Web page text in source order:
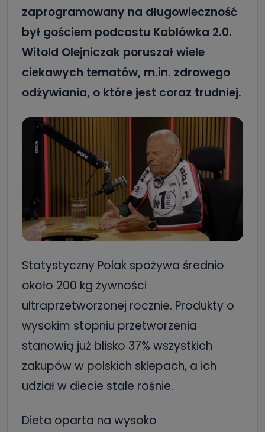
zaprogramowany na długowieczność
był gościem podcastu Kablówka 2.0.
Witold Olejniczak poruszał wiele
ciekawych tematów, m.in. zdrowego
odżywiania, o które jest coraz trudniej.
Statystyczny Polak spożywa średnio
około 200 kg żywności
ultraprzetworzonej rocznie. Produkty o
wysokim stopniu przetworzenia
stanowią już blisko 37% wszystkich
zakupów w polskich sklepach, a ich
udział w diecie stale rośnie.
Dieta oparta na wysoko